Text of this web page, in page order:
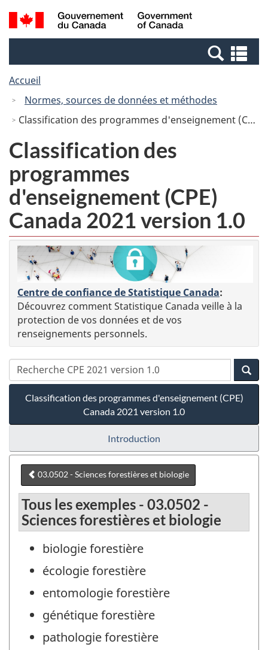
Passer
au
Passer
à
Canada
Recherche
et
et
Accueil
Normes, sources de données et méthodes
Classification des programmes d'enseignement (CPE) Canada 2021 version 1.0
Classification des
programmes
d'enseignement (CPE)
Canada 2021 version 1.0
Centre de confiance de Statistique Canada:
Découvrez comment Statistique Canada veille à la
protection de vos données et de vos
renseignements personnels.
Classification des programmes d'enseignement (CPE)
Canada 2021 version 1.0
Introduction
03.0502 - Sciences forestières et biologie
Tous les exemples - 03.0502 -
Sciences forestières et biologie
biologie forestière
écologie forestière
entomologie forestière
génétique forestière
pathologie forestière